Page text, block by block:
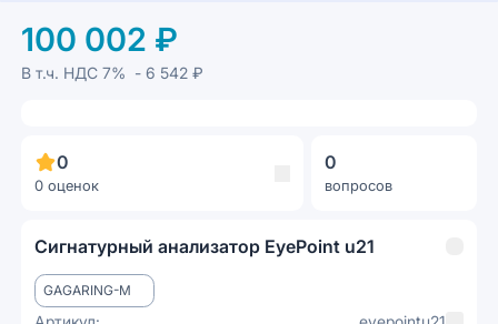
100 002 ₽
В т.ч. НДС7% - 6 542 ₽
0
0 оценок
0
вопросов
Сигнатурный анализатор EyePoint u21
GAGARING-M